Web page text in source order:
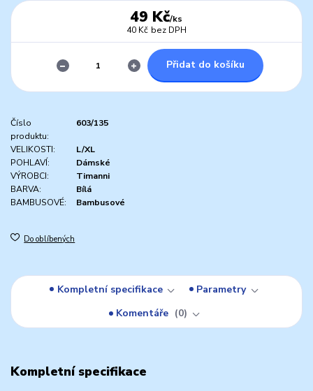
49 Kč/ks
40 Kč bez DPH
Přidat do košíku
Číslo
produktu:
603/135
VELIKOSTI:
L/XL
POHLAVÍ:
Dámské
VÝROBCI:
Timanni
BARVA:
Bílá
BAMBUSOVÉ:
Bambusové
Do oblíbených
Kompletní specifikace
Parametry
Komentáře
0
Kompletní specifikace